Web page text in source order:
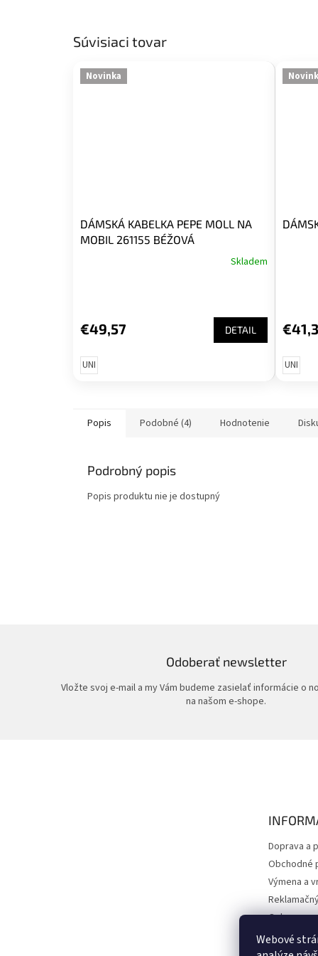
Webové
Súvisiaci tovar
Novinka
DÁMSKÁ KABELKA PEPE MOLL NA
MOBIL 261155 BÉŽOVÁ
Skladem
€49,57 DETAIL
UNI UNI
Popis Podobné (4) Hodnotenie
Podrobný popis
Popis produktu nie je dostupný
Odoberať newsletter
Vložte svoj e-mail a my Vám budeme zasielať informácie o
na našom e-shope.
Doprava a
Obchodné
Výmena a
Ochrana
Kontakty
O nás